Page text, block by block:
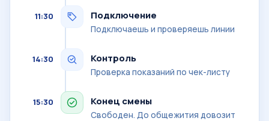
11:30 Подключение
Подключаешь и проверяешь линии
14:30 Контроль
Проверка показаний по чек-листу
15:30 Конец смены
Свободен. До общежития довозит